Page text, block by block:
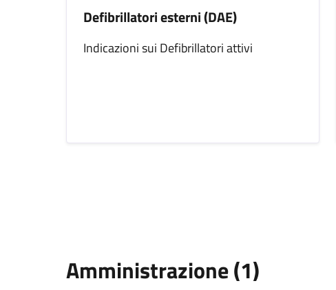
Defibrillatori esterni (DAE)
Indicazioni sui Defibrillatori attivi
Amministrazione (1)